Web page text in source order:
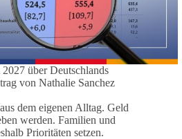
über Deutschlands
von Nathalie Sanchez
dem eigenen Alltag. Geld
werden. Familien und
Prioritäten setzen.